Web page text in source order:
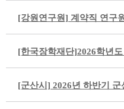
[강원연구원] 계약직 연구
[한국장학재단]2026학년
[군산시] 2026년 하반기